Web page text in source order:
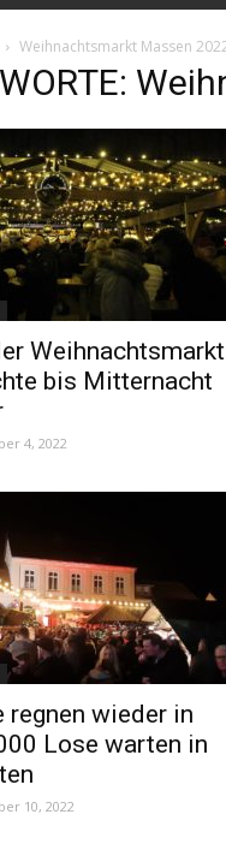
Weihnachtsmarkt Massen
bis Mitternacht
4, 2022
regnen wieder in
Lose warten in
10, 2022